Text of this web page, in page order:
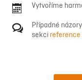
Vytvoříme
Případné
sekci